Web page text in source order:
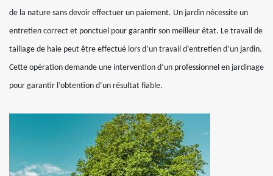
de la nature sans devoir effectuer un paiement. Un jardin nécessite un
entretien correct et ponctuel pour garantir son meilleur état. Le travail de
taillage de haie peut être effectué lors d’un travail d’entretien d’un jardin.
Cette opération demande une intervention d’un professionnel en jardinage
pour garantir l’obtention d’un résultat fiable.